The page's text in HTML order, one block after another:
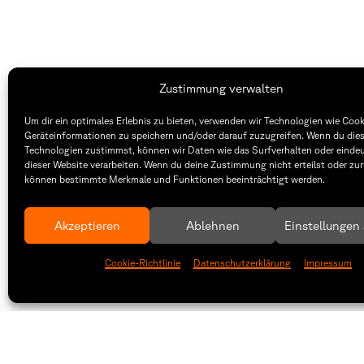
Zustimmung verwalten
Um dir ein optimales Erlebnis zu bieten, verwenden wir Technologien wie
Geräteinformationen zu speichern und/oder darauf zuzugreifen. Wenn du
Technologien zustimmst, können wir Daten wie das Surfverhalten oder
dieser Website verarbeiten. Wenn du deine Zustimmung nicht erteilst oder
können bestimmte Merkmale und Funktionen beeinträchtigt werden.
Akzeptieren Ablehnen Einstellungen
Cookie-Richtlinie Datenschutzerklärung Impressum
Fakultät Gestaltung Würzburg
mail: dekanat.fg@thws.de
8:30 –
Raum: